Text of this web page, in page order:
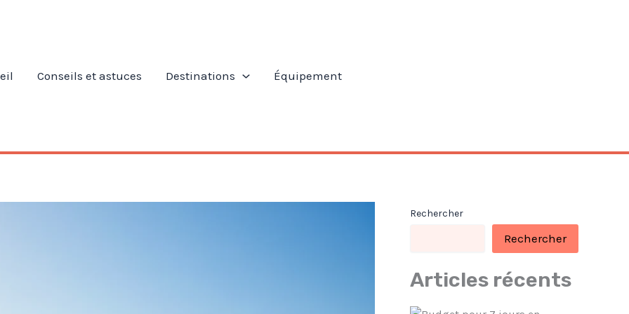
Conseils et astuces Destinations Équipement
Rechercher
Rechercher
Articles récents